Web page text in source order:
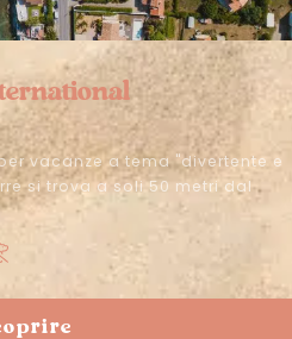
vacanze a tema "divertente e
si trova a soli 50 metri dal